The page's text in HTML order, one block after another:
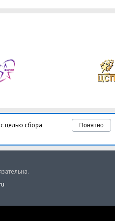
Понятно
целью сбора